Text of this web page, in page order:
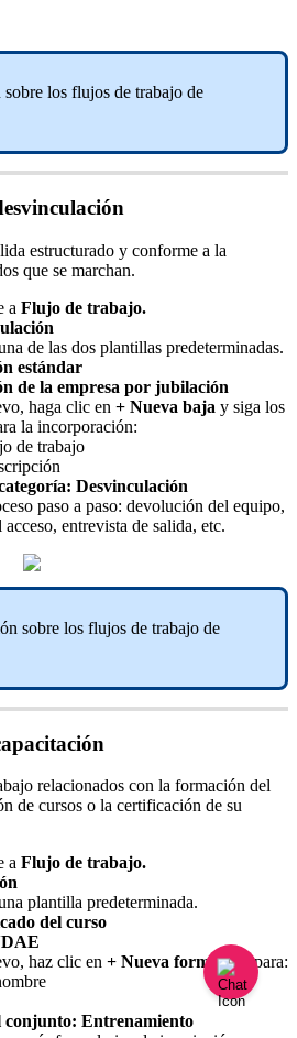
sobre los flujos de trabajo de
ón
estructurado y conforme a la
que se marchan.
a Flujo de trabajo.
ón
de las dos plantillas predeterminadas.
n estándar
n de la empresa por jubilación
, haga clic en + Nueva baja y siga los
la incorporación:
de trabajo
ón
ía: Desvinculación
paso a paso: devolución del equipo,
acceso, entrevista de salida, etc.
ón sobre los flujos de trabajo de
ón
relacionados con la formación del
n de cursos o la certificación de su
a Flujo de trabajo.
ón
plantilla predeterminada.
del curso
, haz clic en + Nueva formació para:
conjunto: Entrenamiento